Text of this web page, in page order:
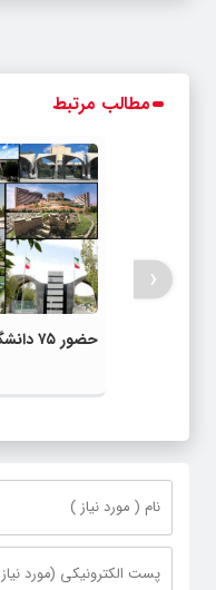
مطالب مرتبط
حضور ۷۵ دانشگاه ایرانی در تایمز ۲۰۲۷
‹